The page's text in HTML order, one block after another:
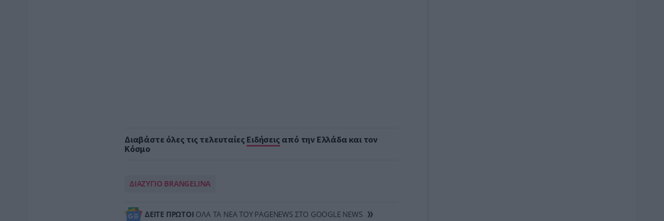
Διαβάστε όλες τις τελευταίες Ειδήσεις από την Ελλάδα και τον
Κόσμο
ΔΙΑΖΥΓΙΟ BRANGELINA
ΔΕΙΤΕ ΠΡΩΤΟΙ ΟΛΑ ΤΑ ΝΕΑ ΤΟΥ PAGENEWS ΣΤΟ GOOGLE NEWS